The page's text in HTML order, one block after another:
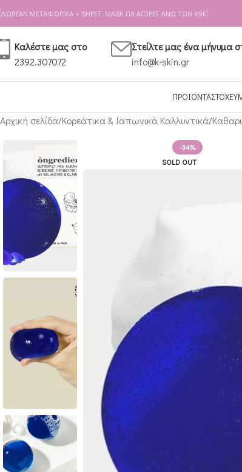
Skip to navigation
Skip to main content
ΔΩΡΕΑΝ ΜΕΤΑΦΟΡΙΚΑ + SHEET MASK ΓΙΑ ΑΓΟΡΕΣ ΑΝΩ ΤΩΝ 49€
Καλέστε μας στο
2392.307072
Στείλτε μας ένα μήνυμα
info@k-skin.gr
ΠΡΟΙΟΝΤΑ
Αρχική σελίδα Κορεάτικα & Ιαπωνικά Καλλυντικά
-34%
SOLD OUT